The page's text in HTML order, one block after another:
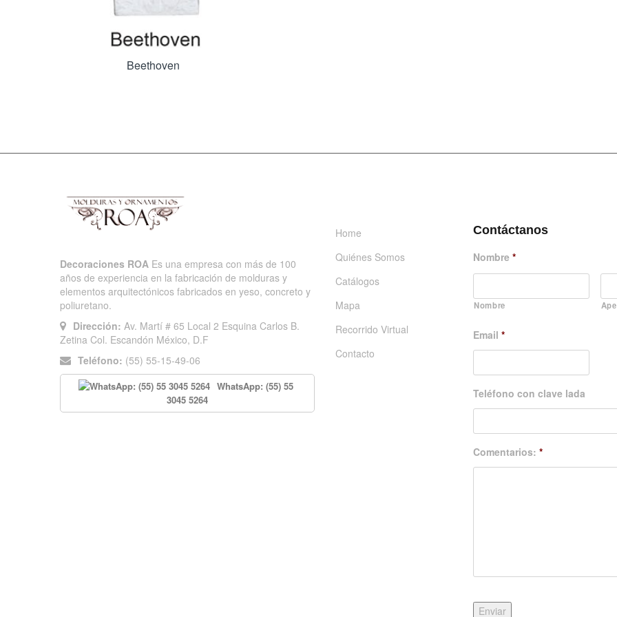
Beethoven
Decoraciones ROA Es una empresa con más de 100
años de experiencia en la fabricación de molduras y
elementos arquitectónicos fabricados en yeso, concreto y
poliuretano.
Dirección: Av. Martí # 65 Local 2 Esquina Carlos B.
Zetina Col. Escandón México, D.F
Teléfono: (55) 55-15-49-06
WhatsApp: (55) 55
3045 5264
Home
Quiénes Somos
Catálogos
Mapa
Recorrido Virtual
Contacto
Contáctanos
Nombre *
Nombre
Email *
Teléfono con clave lada
Comentarios: *